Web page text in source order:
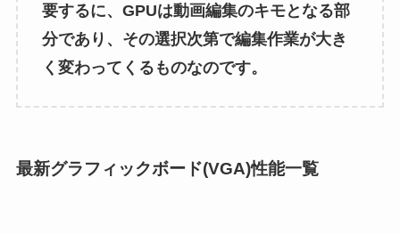
要するに、GPUは動画編集のキモとなる部
分であり、その選択次第で編集作業が大き
く変わってくるものなのです。
最新グラフィックボード(VGA)性能一覧